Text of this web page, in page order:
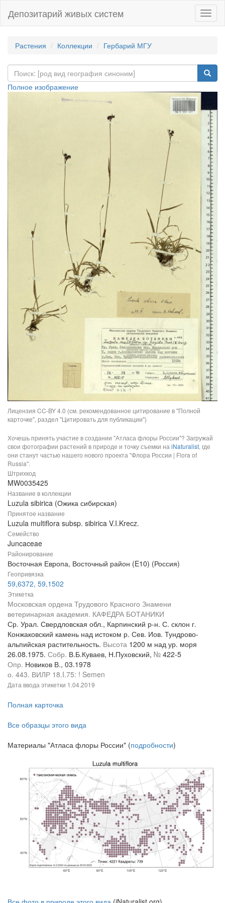
Депозитарий живых систем
Растения Коллекции Гербарий МГУ
Полное изображение
Лицензия CC-BY 4.0 (см. рекомендованное цитирование в "Полной
карточке", раздел "Цитировать для публикации")
Хочешь принять участие в создании "Атласа флоры России"? Загружай
свои фотографии растений в природе и точку съемки на iNaturalist, где
они станут частью нашего нового проекта "Флора России | Flora of
Russia".
Штрихкод
MW0035425
Название в коллекции
Luzula sibirica (Ожика сибирская)
Принятое название
Luzula multiflora subsp. sibirica V.I.Krecz.
Семейство
Juncaceae
Районирование
Восточная Европа, Восточный район (E10) (Россия)
Геопривязка
59,6372, 59,1502
Этикетка
Московская ордена Трудового Красного Знамени
ветеринарная академия. КАФЕДРА БОТАНИКИ
Ср. Урал. Свердловская обл., Карпинский р-н. С. склон г.
Конжаковский камень над истоком р. Сев. Иов. Тундрово-
альпийская растительность. Высота 1200 м над ур. моря
26.08.1975. Собр. В.Б.Куваев, Н.Пуховский, № 422-5
Опр. Новиков В., 03.1978
о. 443. ВИЛР 18.I.75: ! Semen
Дата ввода этикетки 1.04.2019
Полная карточка
Все образцы этого вида
Материалы "Атласа флоры России" (подробности)